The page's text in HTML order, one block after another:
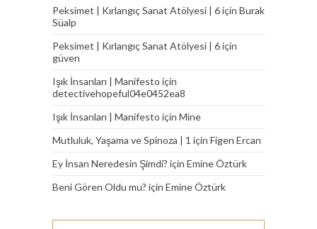
Peksimet | Kırlangıç Sanat Atölyesi | 6için Burak
Süalp
Peksimet | Kırlangıç Sanat Atölyesi | 6için
güven
Işık İnsanları | Manifesto için
detectivehopeful04e0452ea8
Işık İnsanları | Manifesto için Mine
Mutluluk, Yaşama ve Spinoza | 1 için Figen Ercan
Ey İnsan Neredesin Şimdi? için Emine Öztürk
Beni Gören Oldu mu? için Emine Öztürk